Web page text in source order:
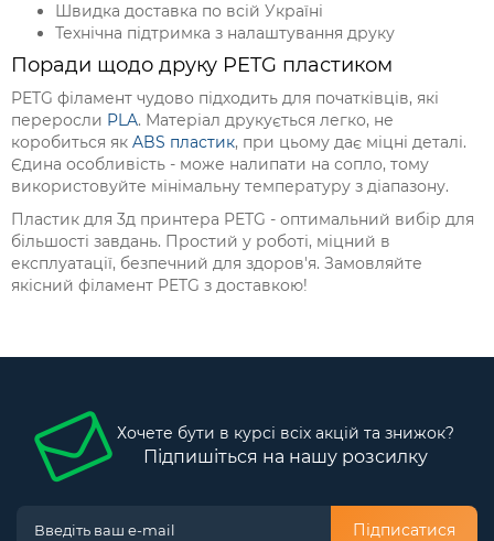
Швидка доставка по всій Україні
Технічна підтримка з налаштування друку
Поради щодо друку PETG пластиком
PETG філамент чудово підходить для початківців, які
переросли PLA. Матеріал друкується легко, не
коробиться як ABS пластик, при цьому дає міцні деталі.
Єдина особливість - може налипати на сопло, тому
використовуйте мінімальну температуру з діапазону.
Пластик для 3д принтера PETG - оптимальний вибір для
більшості завдань. Простий у роботі, міцний в
експлуатації, безпечний для здоров'я. Замовляйте
якісний філамент PETG з доставкою!
Хочете бути в курсі всіх акцій та знижок?
Підпишіться на нашу розсилку
Підписатися